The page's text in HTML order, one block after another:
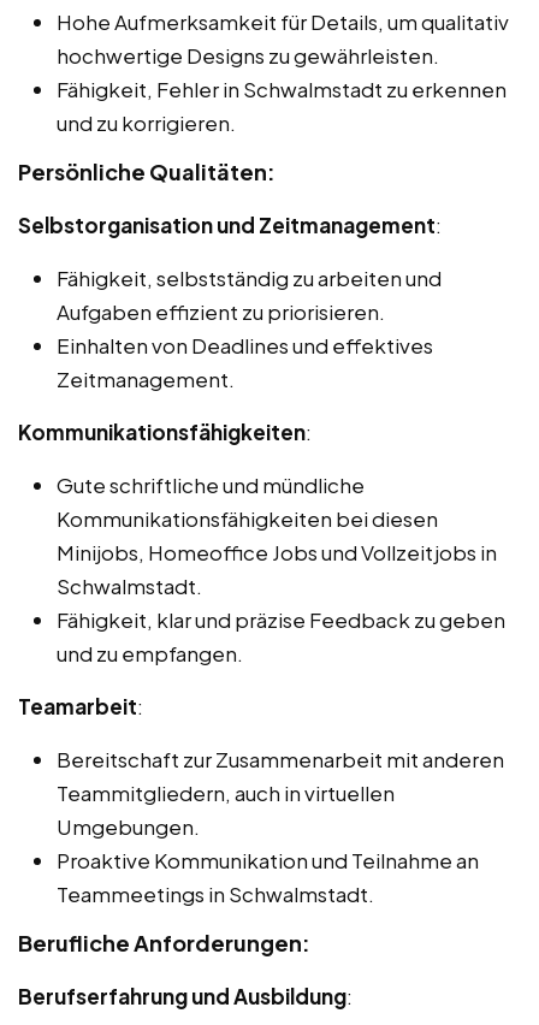
Hohe Aufmerksamkeit für Details, um qualitativ
hochwertige Designs zu gewährleisten.
Fähigkeit, Fehler in Schwalmstadt zu erkennen
und zu korrigieren.
Persönliche Qualitäten:
Selbstorganisation und Zeitmanagement:
Fähigkeit, selbstständig zu arbeiten und
Aufgaben effizient zu priorisieren.
Einhalten von Deadlines und effektives
Zeitmanagement.
Kommunikationsfähigkeiten:
Gute schriftliche und mündliche
Kommunikationsfähigkeiten bei diesen
Minijobs, Homeoffice Jobs und Vollzeitjobs in
Schwalmstadt.
Fähigkeit, klar und präzise Feedback zu geben
und zu empfangen.
Teamarbeit:
Bereitschaft zur Zusammenarbeit mit anderen
Teammitgliedern, auch in virtuellen
Umgebungen.
Proaktive Kommunikation und Teilnahme an
Teammeetings in Schwalmstadt.
Berufliche Anforderungen:
Berufserfahrung und Ausbildung: